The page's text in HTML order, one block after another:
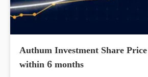
Authum Investment Share
within 6 months